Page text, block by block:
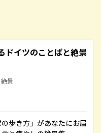
ドイツのことばと絶景
景
歩き方」があなたにお届